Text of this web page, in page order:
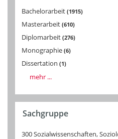
Bachelorarbeit 1915
Masterarbeit 610
Diplomarbeit 276
Monographie 6
Dissertation 1
mehr ...
Sachgruppe
300 Sozialwissenschaften,